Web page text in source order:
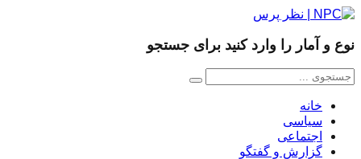
نوع و آمار را وارد کنید برای جستجو
خانه
سیاسی
اجتماعی
گزارش و گفتگو